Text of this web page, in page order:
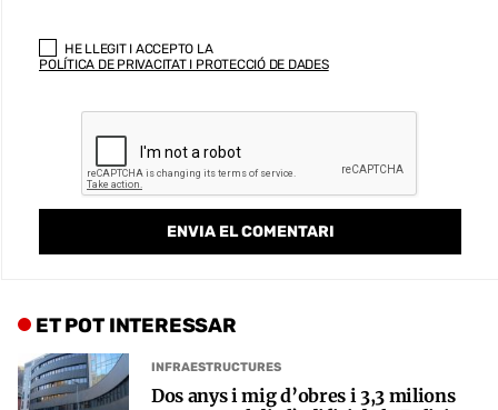
HE LLEGIT I ACCEPTO LA
POLÍTICA DE PRIVACITAT I PROTECCIÓ DE DADES
ET POT INTERESSAR
INFRAESTRUCTURES
Dos anys i mig d’obres i 3,3 milions